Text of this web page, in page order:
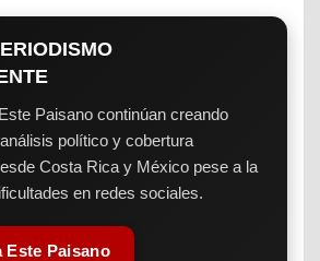
Paisano continúan creando
político y cobertura
Costa Rica y México pese a la
en redes sociales.
Este Paisano